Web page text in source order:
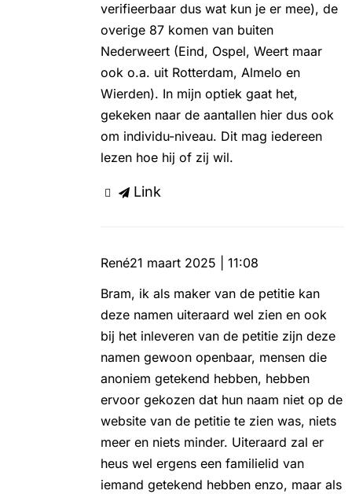
verifieerbaar dus wat kun je er mee), de
overige 87 komen van buiten
Nederweert (Eind, Ospel, Weert maar
ook o.a. uit Rotterdam, Almelo en
Wierden). In mijn optiek gaat het,
gekeken naar de aantallen hier dus ook
om individu-niveau. Dit mag iedereen
lezen hoe hij of zij wil.
Link
René21 maart 2025 | 11:08
Bram, ik als maker van de petitie kan
deze namen uiteraard wel zien en ook
bij het inleveren van de petitie zijn deze
namen gewoon openbaar, mensen die
anoniem getekend hebben, hebben
ervoor gekozen dat hun naam niet op de
website van de petitie te zien was, niets
meer en niets minder. Uiteraard zal er
heus wel ergens een familielid van
iemand getekend hebben enzo, maar als